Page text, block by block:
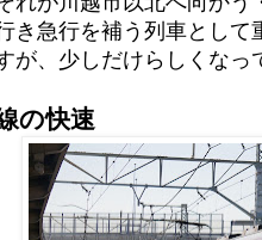
き急行を補う列車とし
が、少しだけらしくなっ
の快速